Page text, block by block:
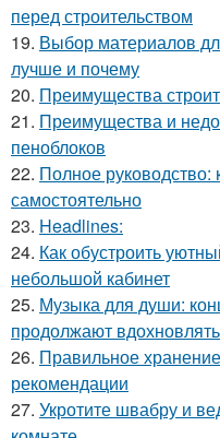
перед строительством
19. Выбор материалов
лучше и почему
20. Преимущества
21. Преимущества и
пеноблоков
22. Полное руководство:
самостоятельно
23. Headlines:
24. Как обустроить
небольшой кабинет
25. Музыка для души:
продолжают вдохновлять
26. Правильное
рекомендации
27. Укротите швабру и